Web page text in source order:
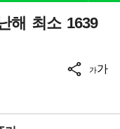
해 최소 1639
가가